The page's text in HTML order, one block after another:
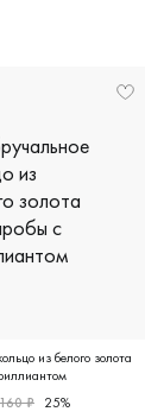
из белого золота
₽ 25%